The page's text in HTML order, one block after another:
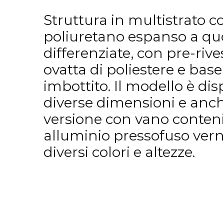
Struttura in multistrato
poliuretano espanso a
differenziate, con pre-
ovatta di poliestere e
imbottito. Il modello è
diverse dimensioni e
versione con vano
alluminio pressofuso
diversi colori e altezze.